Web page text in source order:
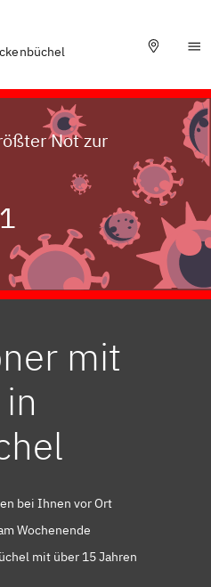
Not zur
mit
bei Ihnen vor Ort
Wochenende
mit über 15 Jahren